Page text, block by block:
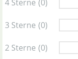
4 Sterne (0)
3 Sterne (0)
2 Sterne (0)